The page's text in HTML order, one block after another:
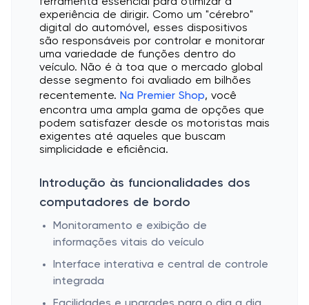
experiência de dirigir. Como um "cérebro"
digital do automóvel, esses dispositivos
são responsáveis por controlar e monitorar
uma variedade de funções dentro do
veículo. Não é à toa que o mercado global
desse segmento foi avaliado em bilhões
recentemente. Na Premier Shop, você
encontra uma ampla gama de opções que
podem satisfazer desde os motoristas mais
exigentes até aqueles que buscam
simplicidade e eficiência.
Introdução às funcionalidades dos
computadores de bordo
Monitoramento e exibição de
informações vitais do veículo
Interface interativa e central de controle
integrada